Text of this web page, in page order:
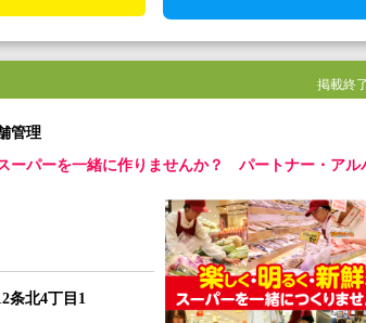
掲載終
管理
ーパーを一緒に作りませんか？ パートナー・アル
条北4丁目1